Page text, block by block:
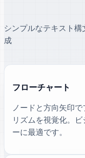
シンプルなテキスト
成
フローチャート
ノードと方向矢印
リズムを視覚化。
ーに最適です。